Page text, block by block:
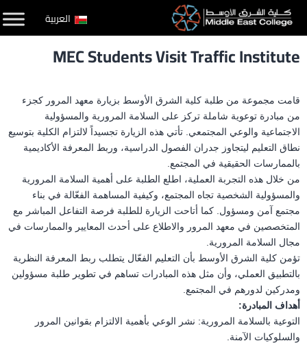
التخطي
المحتوى
العربية
MEC Students Visit Traffic Institute
قامت مجموعة من طلبة كلية الشرق الأوسط بزيارة معهد المرور كجزء
من مبادرة توعوية شاملة تركز على السلامة المرورية والمسؤولية
الاجتماعية والوعي المجتمعي. تأتي هذه الزيارة تجسيداً لالتزام الكلية بتوسيع
نطاق التعليم ليتجاوز جدران الفصول الدراسية، وربط المعرفة الأكاديمية
بالممارسات الحقيقية في المجتمع.
من خلال هذه التجربة العملية، اطلع الطلبة على أهمية السلامة المرورية
والمسؤولية الشخصية تجاه المجتمع، وكيفية المساهمة الفعّالة في بناء
مجتمع آمن ومسؤول. كما أتاحت الزيارة للطلبة فرصة التفاعل المباشر مع
المتخصصين في معهد المرور والاطلاع على أحدث المعايير والممارسات في
مجال السلامة المرورية.
تؤمن كلية الشرق الأوسط بأن التعليم الفعّال يتطلب ربط المعرفة النظرية
بالتطبيق العملي، وأن مثل هذه المبادرات تساهم في تطوير طلبة مسؤولين
ومدركين لدورهم في المجتمع.
أهداف المبادرة:
التوعية بالسلامة المرورية: نشر الوعي بأهمية الالتزام بقوانين المرور
والسلوكيات الآمنة.